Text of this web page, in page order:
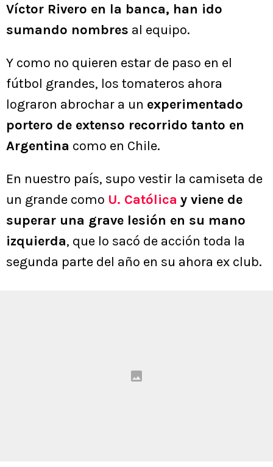
Víctor Rivero en la banca, han ido
sumando nombres al equipo.
Y como no quieren estar de paso en el
fútbol grandes, los tomateros ahora
lograron abrochar a un experimentado
portero de extenso recorrido tanto en
Argentina como en Chile.
En nuestro país, supo vestir la camiseta de
un grande como U. Católica y viene de
superar una grave lesión en su mano
izquierda, que lo sacó de acción toda la
segunda parte del año en su ahora ex club.